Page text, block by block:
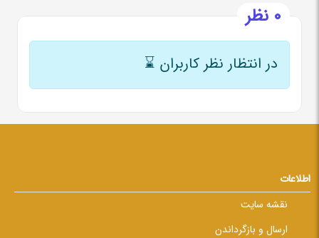
0 نظر
در انتظار نظر کاربران ⌛
اطلاعات
نقشه سایت
ارسال و بازگرداندن